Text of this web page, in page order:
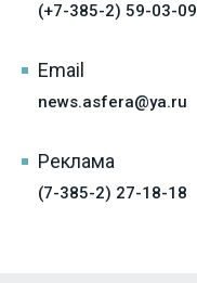
(+7-385-2) 59-03-09
Email
news.asfera@ya.ru
Реклама
(7-385-2) 27-18-18